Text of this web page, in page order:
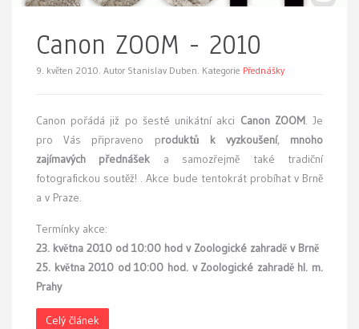
Canon ZOOM - 2010
9. květen 2010. Autor Stanislav Duben. Kategorie Přednášky
Canon pořádá již po šesté unikátní akci Canon ZOOM. Je
pro Vás připraveno produktů k vyzkoušení, mnoho
zajímavých přednášek a samozřejmě také tradiční
fotografickou soutěž! . Akce bude tentokrát probíhat v Brně
a v Praze.
Termínky akce:
23. května 2010 od 10:00 hod v Zoologické zahradě v Brně
25. května 2010 od 10:00 hod. v Zoologické zahradě hl. m.
Prahy
Celý článek